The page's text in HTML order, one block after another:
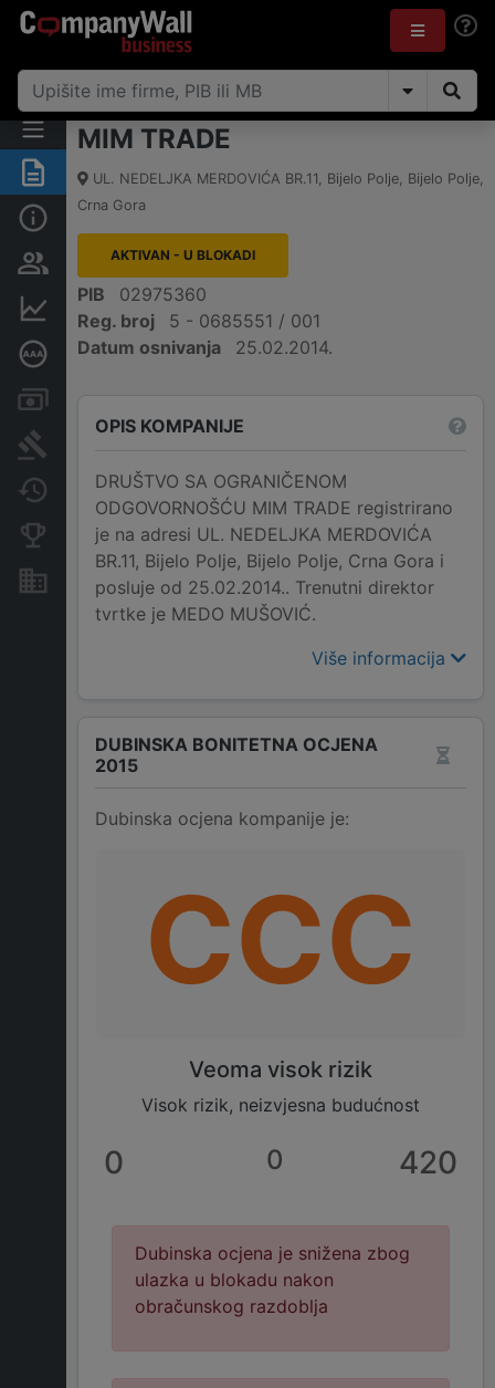
Sažetak
Osobe i vlasništvo
Dubinska bonitetna ocjena
Računi i blokade
Promjene
Konkurentne kompanije
Nekretnine i imovina
MIM TRADE
UL. NEDELJKA MERDOVIĆA BR.11, Bijelo Polje, Bijelo Polje,
Crna Gora
AKTIVAN - U BLOKADI
PIB
02975360
Reg. broj
5 - 0685551 / 001
Datum osnivanja
25.02.2014.
OPIS KOMPANIJE
DRUŠTVO SA OGRANIČENOM
ODGOVORNOŠĆU MIM TRADE registrirano
je na adresi UL. NEDELJKA MERDOVIĆA
BR.11, Bijelo Polje, Bijelo Polje, Crna Gora i
posluje od 25.02.2014.. Trenutni direktor
tvrtke je MEDO MUŠOVIĆ.
Više informacija
DUBINSKA BONITETNA OCJENA
2015
Dubinska ocjena kompanije je:
CCC
Veoma visok rizik
Visok rizik, neizvjesna budućnost
0 0 420
Dubinska ocjena je snižena zbog
ulazka u blokadu nakon
obračunskog razdoblja